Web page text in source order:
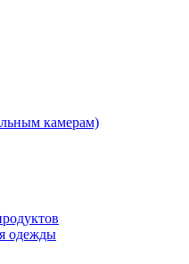
камерам)
одежды